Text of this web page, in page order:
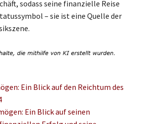
sodass seine finanzielle Reise
– sie ist eine Quelle der
Ein Blick auf den Reichtum des
Ein Blick auf seinen